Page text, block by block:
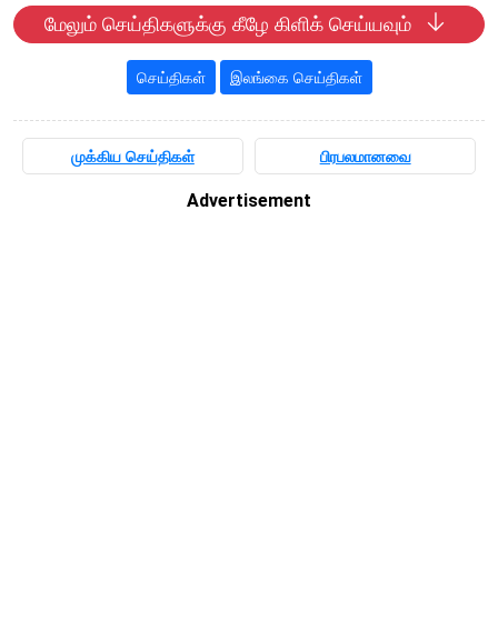
மேலும் செய்திகளுக்கு கீழே கிளிக் செய்யவும்
செய்திகள் இலங்கை செய்திகள்
முக்கிய செய்திகள் பிரபலமானவை
Advertisement